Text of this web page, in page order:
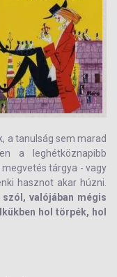
a tanulság sem marad
a leghétköznapibb
tárgya - vagy
hasznot akar húzni.
valójában mégis
hol törpék, hol